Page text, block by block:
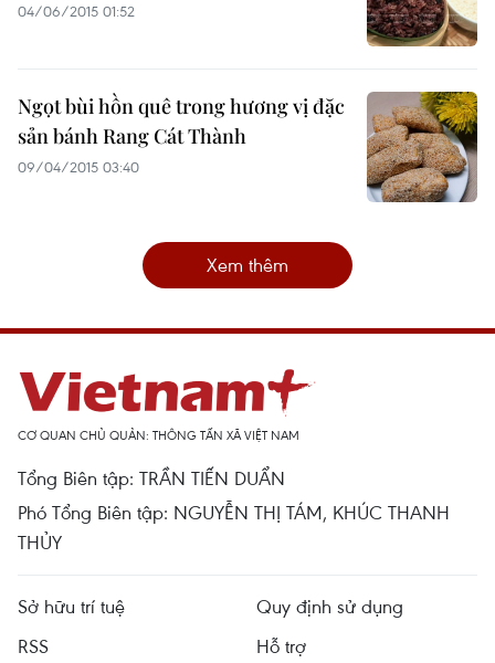
04/06/2015 01:52
Ngọt bùi hồn quê trong hương vị đặc
sản bánh Rang Cát Thành
09/04/2015 03:40
Xem thêm
CƠ QUAN CHỦ QUẢN: THÔNG TẤN XÃ VIỆT NAM
Tổng Biên tập: TRẦN TIẾN DUẨN
Phó Tổng Biên tập: NGUYỄN THỊ TÁM, KHÚC THANH
THỦY
Sở hữu trí tuệ
Quy định sử dụng
RSS
Hỗ trợ